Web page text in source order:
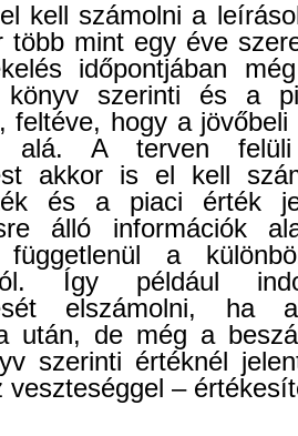
kell számolni a
több mint egy éve
időpontjában
könyv szerinti és a
feltéve, hogy a
alá. A terven felüli
akkor is el kell
és a piaci érték
álló információk
függetlenül a
Így például
elszámolni, ha
után, de még a
szerinti értéknél
veszteséggel –